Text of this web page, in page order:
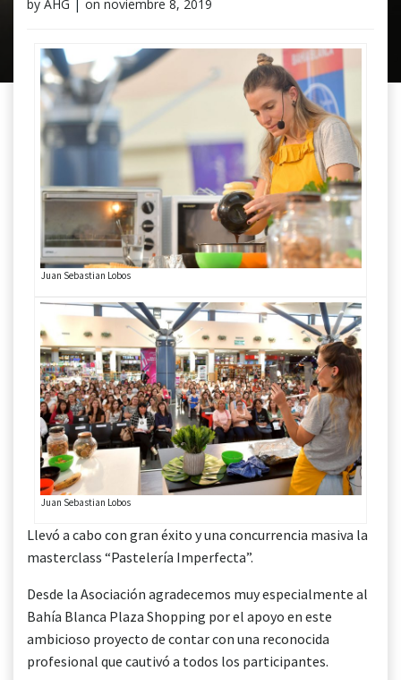
by AHG | on noviembre 8, 2019
Juan Sebastian Lobos
Juan Sebastian Lobos
Llevó a cabo con gran éxito y una concurrencia masiva la
masterclass “Pastelería Imperfecta”.
Desde la Asociación agradecemos muy especialmente al
Bahía Blanca Plaza Shopping por el apoyo en este
ambicioso proyecto de contar con una reconocida
profesional que cautivó a todos los participantes.